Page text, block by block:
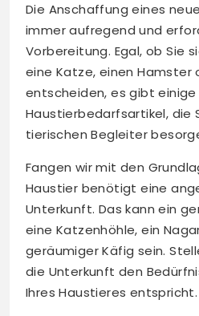
Die Anschaffung eines
immer aufregend und
Vorbereitung. Egal, ob Sie
eine Katze, einen Hamster
entscheiden, es gibt
Haustierbedarfsartikel, die
tierischen Begleiter
Fangen wir mit den
Haustier benötigt eine
Unterkunft. Das kann ein
eine Katzenhöhle, ein
geräumiger Käfig sein.
die Unterkunft den
Ihres Haustieres entspricht.